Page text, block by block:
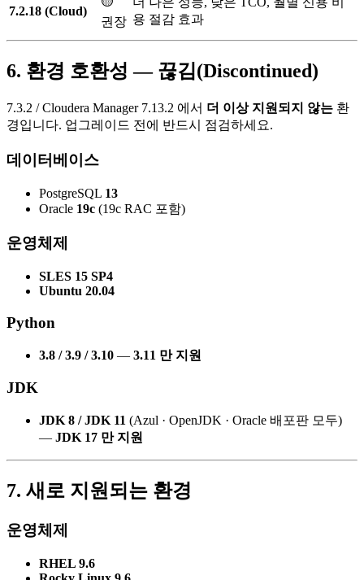
7.2.18 (Cloud)
권장 용 절감 효과
6. 환경 호환성 — 끊김(Discontinued)
7.3.2 / Cloudera Manager 7.13.2 에서 더 이상 지원되지 않는 환
경입니다. 업그레이드 전에 반드시 점검하세요.
데이터베이스
PostgreSQL 13
Oracle 19c (19c RAC 포함)
운영체제
SLES 15 SP4
Ubuntu 20.04
Python
3.8 / 3.9 / 3.10 — 3.11 만 지원
JDK
JDK 8 / JDK 11 (Azul · OpenJDK · Oracle 배포판 모두)
— JDK 17 만 지원
7. 새로 지원되는 환경
운영체제
RHEL 9.6